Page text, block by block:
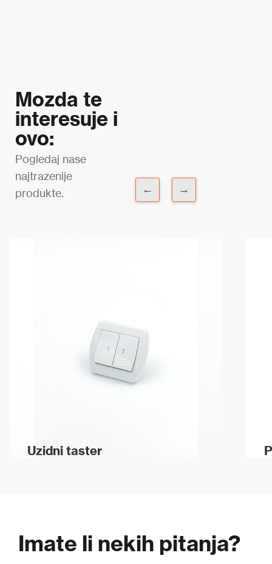
Mozda te
interesuje i
ovo:
Pogledaj nase
najtrazenije
produkte.
← →
Uzidni taster
Imate li nekih pitanja?